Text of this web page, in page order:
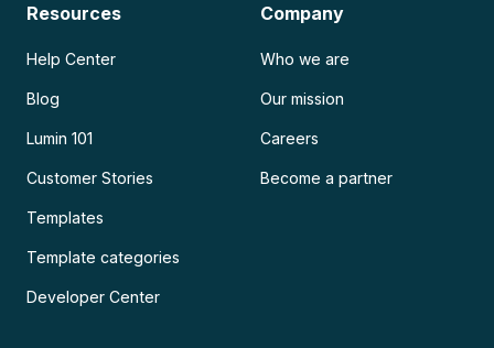
Resources
Help Center
Blog
Lumin 101
Customer Stories
Templates
Template categories
Developer Center
Company
Who we are
Our mission
Careers
Become a partner